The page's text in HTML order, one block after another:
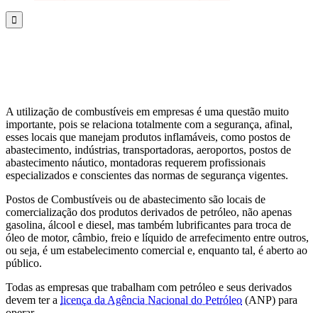

A utilização de combustíveis em empresas é uma questão muito
importante, pois se relaciona totalmente com a segurança, afinal,
esses locais que manejam produtos inflamáveis, como postos de
abastecimento, indústrias, transportadoras, aeroportos, postos de
abastecimento náutico, montadoras requerem profissionais
especializados e conscientes das normas de segurança vigentes.
Postos de Combustíveis ou de abastecimento são locais de
comercialização dos produtos derivados de petróleo, não apenas
gasolina, álcool e diesel, mas também lubrificantes para troca de
óleo de motor, câmbio, freio e líquido de arrefecimento entre outros,
ou seja, é um estabelecimento comercial e, enquanto tal, é aberto ao
público.
Todas as empresas que trabalham com petróleo e seus derivados
devem ter a licença da Agência Nacional do Petróleo (ANP) para